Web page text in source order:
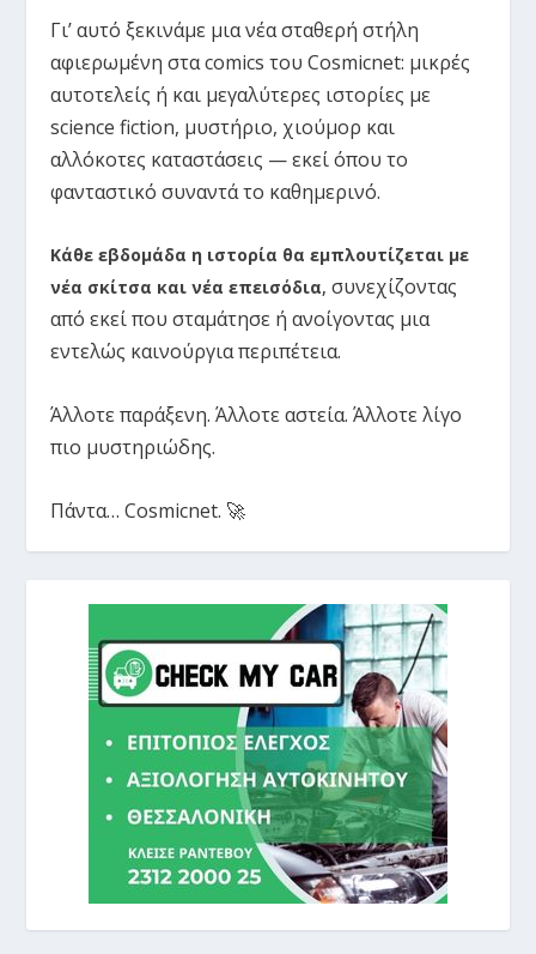
Γι’ αυτό ξεκινάμε μια νέα σταθερή στήλη
αφιερωμένη στα comics του Cosmicnet: μικρές
αυτοτελείς ή και μεγαλύτερες ιστορίες με
science fiction, μυστήριο, χιούμορ και
αλλόκοτες καταστάσεις — εκεί όπου το
φανταστικό συναντά το καθημερινό.
Κάθε εβδομάδα η ιστορία θα εμπλουτίζεται με
νέα σκίτσα και νέα επεισόδια, συνεχίζοντας
από εκεί που σταμάτησε ή ανοίγοντας μια
εντελώς καινούργια περιπέτεια.
Άλλοτε παράξενη. Άλλοτε αστεία. Άλλοτε λίγο
πιο μυστηριώδης.
Πάντα… Cosmicnet. 🚀